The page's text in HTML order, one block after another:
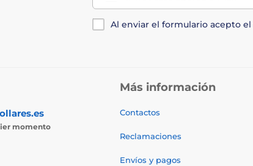
Al enviar el formulario acepto el
momento
Más información
Contactos
Reclamaciones
Envíos y pagos